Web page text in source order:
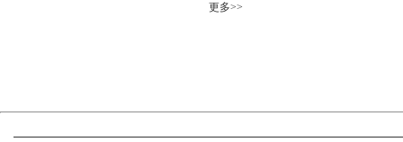
更多>>